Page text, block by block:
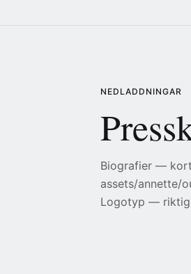
NEDLADDNINGAR
Biografier —
assets/annette/
Logotyp — riktig